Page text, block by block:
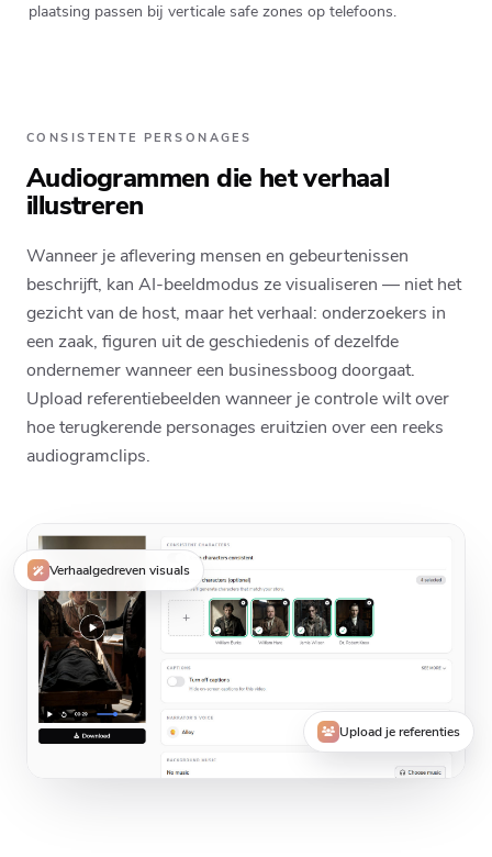
plaatsing passen bij verticale safe zones op telefoons.
CONSISTENTE PERSONAGES
Audiogrammen die het verhaal
illustreren
Wanneer je aflevering mensen en gebeurtenissen
beschrijft, kan AI-beeldmodus ze visualiseren — niet het
gezicht van de host, maar het verhaal: onderzoekers in
een zaak, figuren uit de geschiedenis of dezelfde
ondernemer wanneer een businessboog doorgaat.
Upload referentiebeelden wanneer je controle wilt over
hoe terugkerende personages eruitzien over een reeks
audiogramclips.
Verhaalgedreven visuals
Upload je referenties